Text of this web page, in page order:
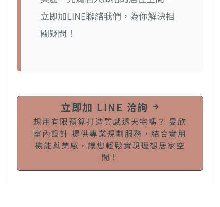
立即加LINE聯絡我們，為你解決相
關疑問！
立即加 LINE 洽詢
想用有限預算打造質感透天宅嗎？ 旻欣
室內設計 提供專業規劃服務，結合實用
機能與美感，讓您輕鬆實現理想居家空
間！